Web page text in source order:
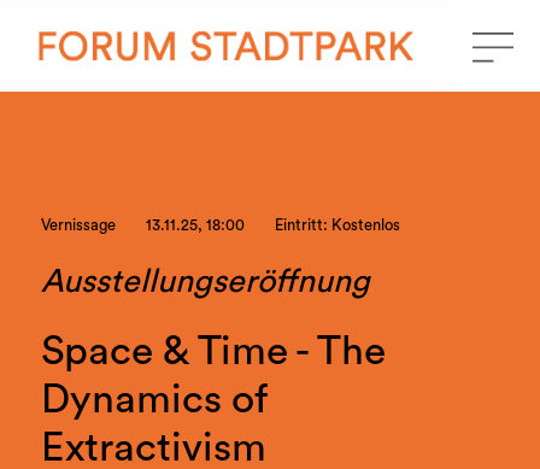
Vernissage 13.11.25, 18:00 Eintritt: Kostenlos
Ausstellungseröffnung
Space & Time - The
Dynamics of
Extractivism